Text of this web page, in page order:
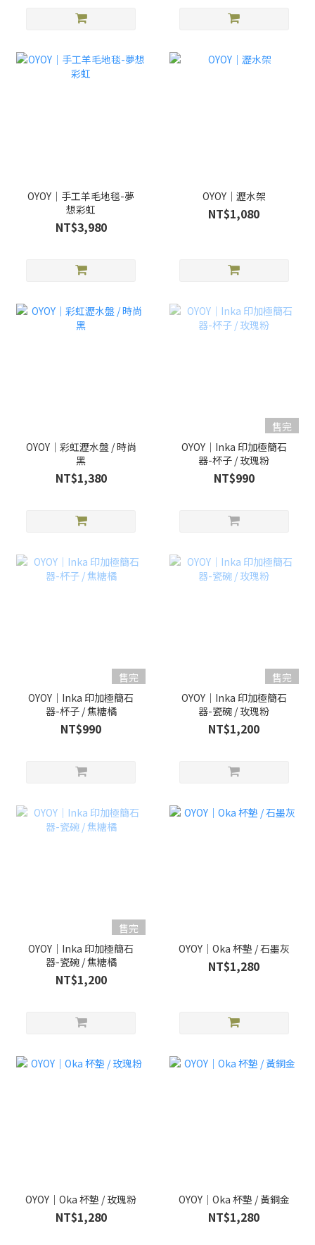
OYOY｜手工羊毛地毯-夢
想彩虹
NT$3,980
OYOY｜瀝水架
NT$1,080
OYOY｜彩虹瀝水盤 / 時尚
黑
NT$1,380
售完
OYOY｜Inka 印加極簡石
器-杯子 / 玫瑰粉
NT$990
售完
OYOY｜Inka 印加極簡石
器-杯子 / 焦糖橘
NT$990
售完
OYOY｜Inka 印加極簡石
器-瓷碗 / 玫瑰粉
NT$1,200
售完
OYOY｜Inka 印加極簡石
器-瓷碗 / 焦糖橘
NT$1,200
OYOY｜Oka 杯墊 / 石墨灰
NT$1,280
OYOY｜Oka 杯墊 / 玫瑰粉
NT$1,280
OYOY｜Oka 杯墊 / 黃銅金
NT$1,280